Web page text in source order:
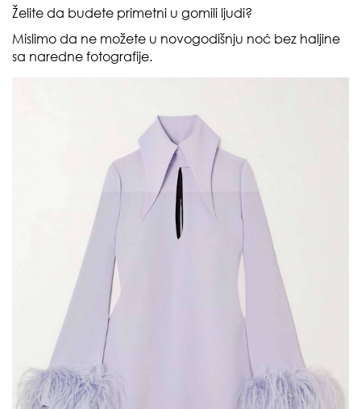
Želite da budete primetni u gomili ljudi?
Mislimo da ne možete u novogodišnju noć bez haljine
sa naredne fotografije.